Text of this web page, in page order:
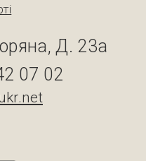
Д. 23а
07 02